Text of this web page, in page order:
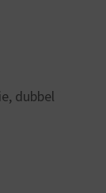
dubbel